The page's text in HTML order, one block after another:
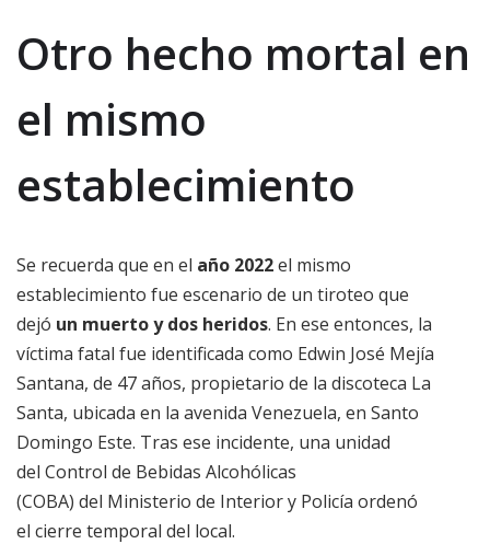
Otro hecho mortal en
el mismo
establecimiento
Se recuerda que en el año 2022el mismo
establecimiento fue escenario de un tiroteo que
dejó un muerto y dos heridos. En ese entonces, la
víctima fatal fue identificada como Edwin José Mejía
Santana, de 47 años, propietario de la discoteca La
Santa, ubicada en la avenida Venezuela, en Santo
Domingo Este. Tras ese incidente, una unidad
del Control de Bebidas Alcohólicas
(COBA) del Ministerio de Interior y Policía ordenó
el cierre temporal del local.